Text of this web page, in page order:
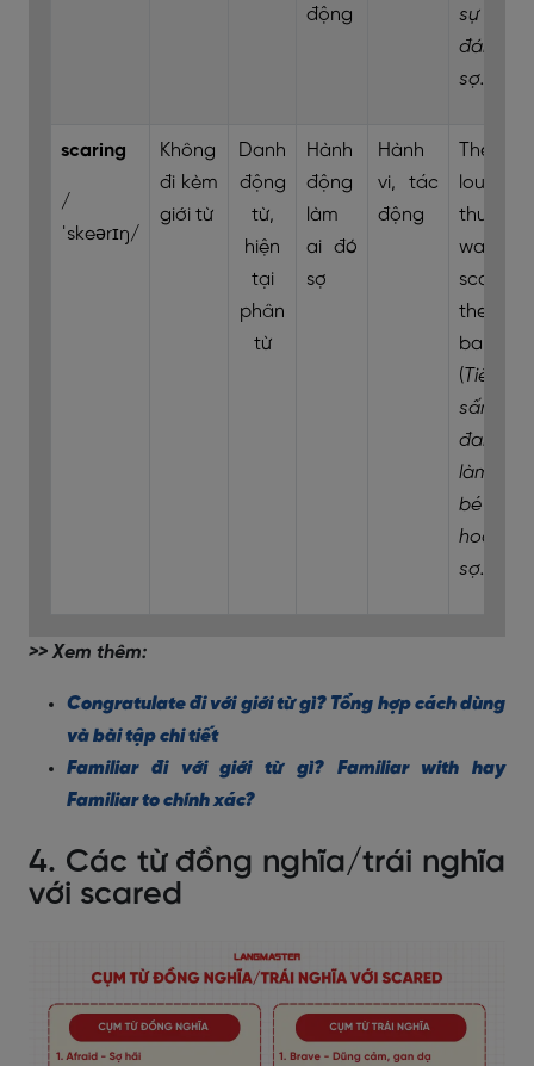
động
sự rất
đáng
sợ.)
scaring
/
ˈskeərɪŋ/
Không
đi kèm
giới từ
Danh
động
từ,
hiện
tại
phân
từ
Hành
động
làm
ai đó
sợ
Hành
vi, tác
động
The
loud
thunder
was
scaring
the
baby.
( Tiếng
sấm lớn
đang
làm em
bé
hoảng
sợ.)
>> Xem thêm:
Congratulate đi với giới từ gì? Tổng hợp cách dùng
và bài tậpchi tiết
Familiar đi với giới từ gì? Familiar with hay
Familiar to chính xác?
4. Các từ đồng nghĩa/trái nghĩa
với scared